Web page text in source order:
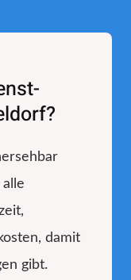
damit
gibt.